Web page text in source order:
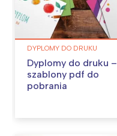
DYPLOMY DO DRUKU
Dyplomy do druku –
szablony pdf do
pobrania